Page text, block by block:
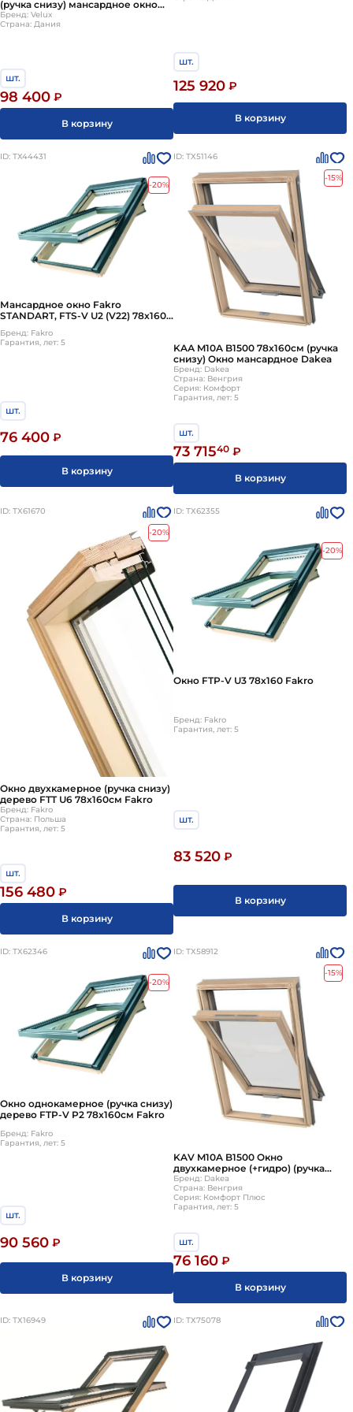
требований к функциональности.
(ручка снизу) мансардное окно
деревянное двухкамерное
(Велюкс)
Бренд: Velux
Страна: Дания
шт.
98 400 ₽
В корзину
шт.
125 920 ₽
В корзину
ID: ТХ44431
-20%
Мансардное окно Fakro
STANDART, FTS-V U2 (V22) 78х160
Бренд: Fakro
Гарантия, лет: 5
шт.
76 400 ₽
В корзину
ID: ТХ51146
-15%
KAА M10A B1500 78х160см (ручка
снизу) Окно мансардное Dakea
Бренд: Dakea
Страна: Венгрия
Серия: Комфорт
Гарантия, лет: 5
шт.
73 71540 ₽
В корзину
ID: ТХ61670
-20%
Окно двухкамерное (ручка снизу)
дерево FTT U6 78х160см Fakro
Бренд: Fakro
Страна: Польша
Гарантия, лет: 5
шт.
156 480 ₽
В корзину
ID: ТХ62355
-20%
Окно FTP-V U3 78х160 Fakro
Бренд: Fakro
Гарантия, лет: 5
шт.
83 520 ₽
В корзину
ID: ТХ62346
-20%
Окно однокамерное (ручка снизу)
дерево FTP-V P2 78х160см Fakro
Бренд: Fakro
Гарантия, лет: 5
шт.
90 560 ₽
В корзину
ID: ТХ58912
-15%
KAV M10A B1500 Окно
двухкамерное (+гидро) (ручка
снизу) 78х160см Dakea
Бренд: Dakea
Страна: Венгрия
Серия: Комфорт Плюс
Гарантия, лет: 5
шт.
76 160 ₽
В корзину
ID: ТХ16949 ID: ТХ75078